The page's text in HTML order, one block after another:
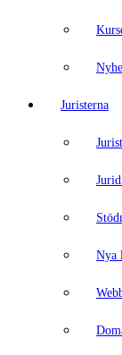
Juristerna
Nya